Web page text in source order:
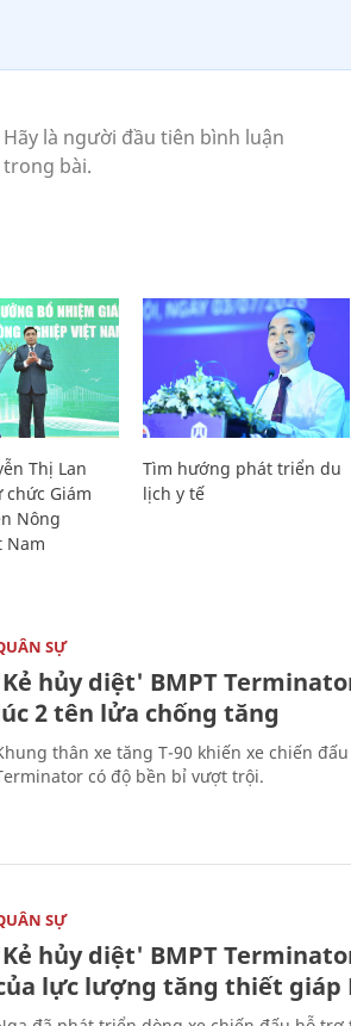
Thị Lan
Giám
Nông
Nam
Tìm hướng phát triển du
lịch y tế
SỰ
hủy diệt' BMPT
2 tên lửa chống tăng
thân xe tăng T-90 khiến xe chiến
có độ bền bỉ vượt trội.
SỰ
hủy diệt' BMPT
lực lượng tăng thiết giáp